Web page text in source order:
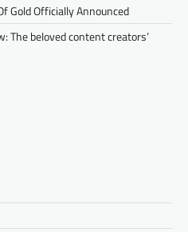
Gold Officially Announced
The beloved content creators’